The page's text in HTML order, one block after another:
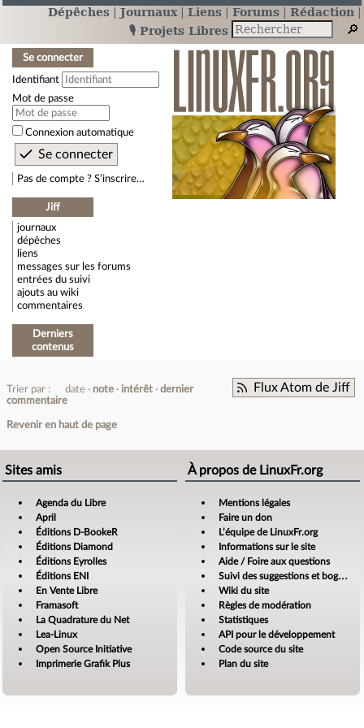
Dépêches Journaux Liens Forums
Rédaction
🎙️ Projets Libres
Se connecter
Identifiant
Mot de passe
Connexion automatique
Pas de compte ? S’inscrire…
Jiff
journaux
dépêches
liens
messages sur les forums
entrées du suivi
ajouts au wiki
commentaires
Derniers
contenus
Flux Atom de Jiff
Trier par : date note intérêt
dernier
commentaire
Revenir en haut de page
Sites amis
Agenda du Libre
April
Éditions D-BookeR
Éditions Diamond
Éditions Eyrolles
Éditions ENI
En Vente Libre
Framasoft
La Quadrature du Net
Lea-Linux
Open Source Initiative
Imprimerie Grafik Plus
À propos de LinuxFr.org
Mentions légales
Faire un don
L’équipe de LinuxFr.org
Informations sur le site
Aide / Foire aux questions
Suivi des suggestions et bogues
Wiki du site
Règles de modération
Statistiques
API pour le développement
Code source du site
Plan du site